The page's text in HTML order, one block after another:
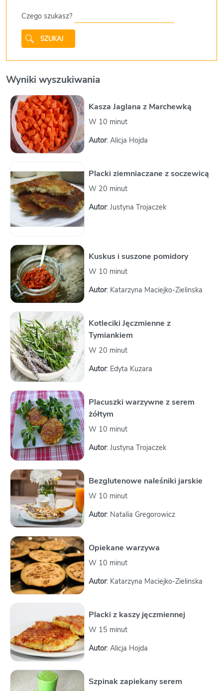
Czego szukasz?
SZUKAJ
Wyniki wyszukiwania
Kasza Jaglana z Marchewką
W 10 minut
Autor: Alicja Hojda
Placki ziemniaczane z soczewicą
W 20 minut
Autor: Justyna Trojaczek
Kuskus i suszone pomidory
W 10 minut
Autor: Katarzyna Maciejko-Zielinska
Kotleciki Jęczmienne z
Tymiankiem
W 20 minut
Autor: Edyta Kuzara
Placuszki warzywne z serem
żółtym
W 10 minut
Autor: Justyna Trojaczek
Bezglutenowe naleśniki jarskie
W 10 minut
Autor: Natalia Gregorowicz
Opiekane warzywa
W 10 minut
Autor: Katarzyna Maciejko-Zielinska
Placki z kaszy jęczmiennej
W 15 minut
Autor: Alicja Hojda
Szpinak zapiekany serem